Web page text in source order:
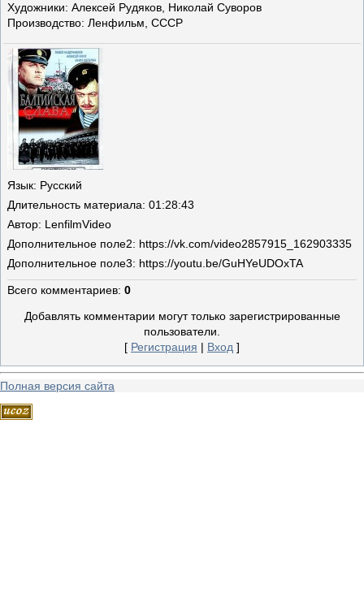
Художники: Алексей Рудяков, Николай Суворов
Производство: Ленфильм, СССР
Язык: Русский
Длительность материала: 01:28:43
Автор: LenfilmVideo
Дополнительное поле2: https://vk.com/video2857915_162903335
Дополнительное поле3: https://youtu.be/GuHYeUDOxTA
Всего комментариев: 0
Добавлять комментарии могут только зарегистрированные
пользователи.
[ Регистрация | Вход ]
Полная версия сайта